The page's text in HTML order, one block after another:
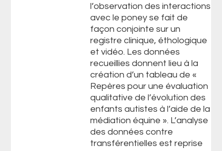
l’observation des interactions
avec le poney se fait de
façon conjointe sur un
registre clinique, éthologique
et vidéo. Les données
recueillies donnent lieu à la
création d’un tableau de «
Repères pour une évaluation
qualitative de l’évolution des
enfants autistes à l’aide de la
médiation équine ». L’analyse
des données contre
transférentielles est reprise